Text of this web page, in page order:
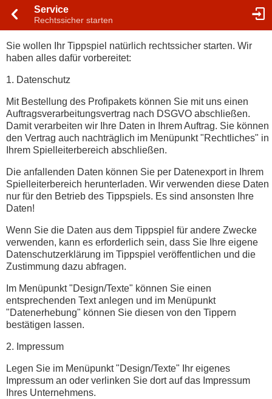
Service
Rechtssicher starten
Sie wollen Ihr Tippspiel natürlich rechtssicher starten. Wir
haben alles dafür vorbereitet:
1. Datenschutz
Mit Bestellung des Profipakets können Sie mit uns einen
Auftragsverarbeitungsvertrag nach DSGVO abschließen.
Damit verarbeiten wir Ihre Daten in Ihrem Auftrag. Sie können
den Vertrag auch nachträglich im Menüpunkt "Rechtliches" in
Ihrem Spielleiterbereich abschließen.
Die anfallenden Daten können Sie per Datenexport in Ihrem
Spielleiterbereich herunterladen. Wir verwenden diese Daten
nur für den Betrieb des Tippspiels. Es sind ansonsten Ihre
Daten!
Wenn Sie die Daten aus dem Tippspiel für andere Zwecke
verwenden, kann es erforderlich sein, dass Sie Ihre eigene
Datenschutzerklärung im Tippspiel veröffentlichen und die
Zustimmung dazu abfragen.
Im Menüpunkt "Design/Texte" können Sie einen
entsprechenden Text anlegen und im Menüpunkt
"Datenerhebung" können Sie diesen von den Tippern
bestätigen lassen.
2. Impressum
Legen Sie im Menüpunkt "Design/Texte" Ihr eigenes
Impressum an oder verlinken Sie dort auf das Impressum
Ihres Unternehmens.